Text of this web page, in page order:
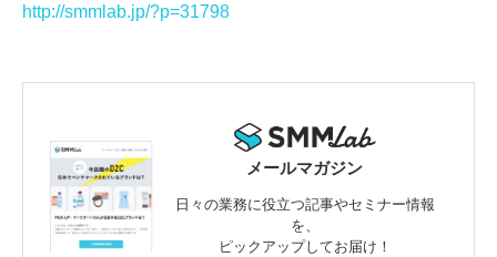
http://smmlab.jp/?p=31798
メールマガジン
日々の業務に役立つ記事やセミナー情報
を、
ピックアップしてお届け！